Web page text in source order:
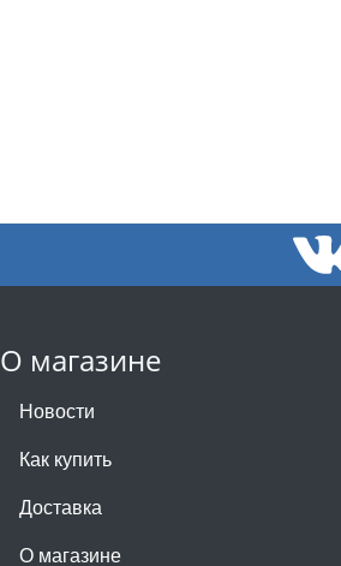
О магазине
Новости
Как купить
Доставка
О магазине